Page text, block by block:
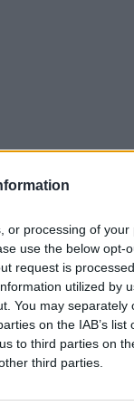
or processing of your
use the below opt-
request is
utilized by
You may separately
on the IAB’s list
to third parties on
third parties.
SOPA DE